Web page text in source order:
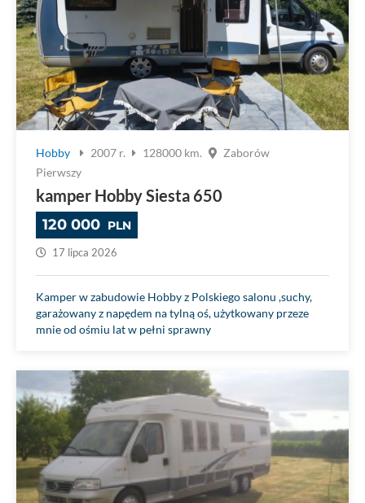
Hobby 2007 r. 128000 km.
Zaborów
Pierwszy
kamper Hobby Siesta 650
120 000 PLN
17 lipca 2026
Kamper w zabudowie Hobby z Polskiego salonu ,suchy,
garażowany z napędem na tylną oś, użytkowany przeze
mnie od ośmiu lat w pełni sprawny